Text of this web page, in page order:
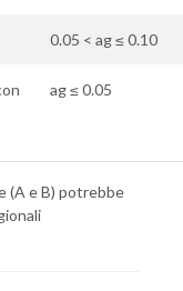
0.05 < ag ≤ 0.10
ag ≤ 0.05
(A e B) potrebbe